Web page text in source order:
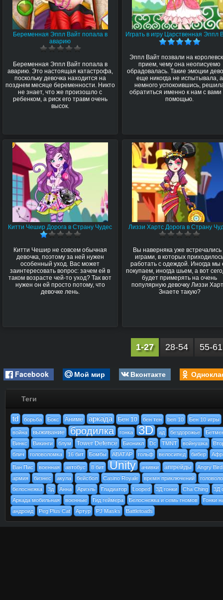
Беременная Эппл Вайт попала в
аварию
Беременная Эппл Вайт попала в
аварию. Это настоящая катастрофа,
поскольку девочка находится на
позднем месяце беременности. Никто
не знает, что же произошло с
ребенком, а риск его травм очень
высок.
Играть в игру Царственная Эппл
Эппл Вайт позвали на
прием, чему она неописуемо
обрадовалась. Такие эмоции
еще никогда не испытывала, а
немного успокоившись,
обратиться именно к нам с вами
помощью.
Китти Чешир Дорога в Страну Чудес
Китти Чешир не совсем обычная
девочка, поэтому за ней нужен
особенный уход. Вас может
заинтересовать вопрос: зачем ей в
таком возрасте чей-то уход? Так вот
нужен он ей просто потому, что
девочке лень.
Лиззи Хартс Дорога в Страну
Вы наверняка уже встречались
играми, в которых
работать с одеждой. Иногда мы
покупаем, иногда шьем, а вот
будет примерять на очень
популярную девочку Лиззи
Знаете такую?
1-27 28-54 55-61
Facebook Мой мир Вконтакте
Теги
td борьба Бокс Аниме аркада Бен 10 бен тен ben 10 Бен 10 игры
война выживание бродилка гонка 3D ад бездорожье
Винкс
Викинги блум Tower Defence Бионикл Dc TMNT войнушка
блич
головоломка 16 бит Бомбы АВАТАР гольф велосипед бибер
Ван Пис военная автобус 8 бит Unity ачивки апгрейды
Angry
армия
бизнес акула бейсбол Casino Royale время приключений
белоснежка
3д Анна Ариэль Гладиатор Looped 3Д гонки Cha Ching
3Д
Аркада мобильная
военные Гид геймера Белоснежка и семь гномов
Гонки
андроид
Peg Plus Cat Артур PJ Masks Battletoads